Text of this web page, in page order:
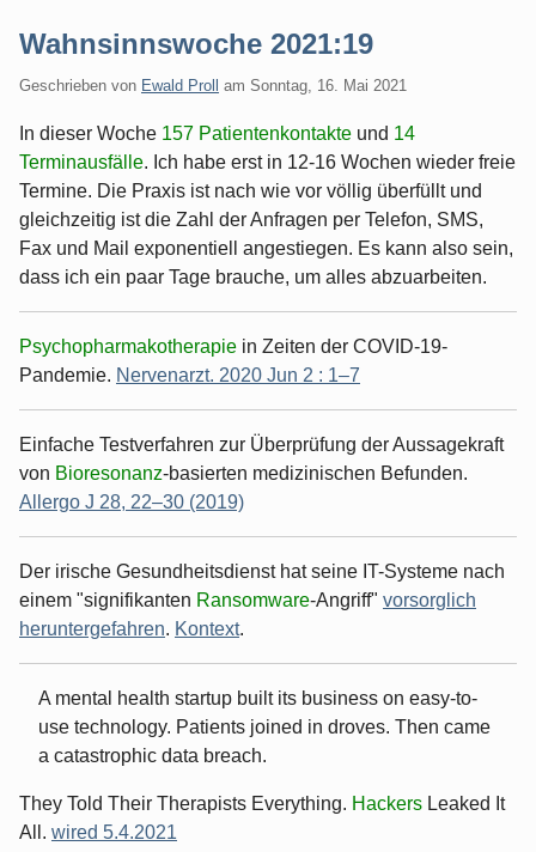
Wahnsinnswoche 2021:19
Geschrieben von Ewald Proll am Sonntag, 16. Mai 2021
In dieser Woche 157 Patientenkontakte und 14
Terminausfälle. Ich habe erst in 12-16 Wochen wieder freie
Termine. Die Praxis ist nach wie vor völlig überfüllt und
gleichzeitig ist die Zahl der Anfragen per Telefon, SMS,
Fax und Mail exponentiell angestiegen. Es kann also sein,
dass ich ein paar Tage brauche, um alles abzuarbeiten.
Psychopharmakotherapie in Zeiten der COVID-19-
Pandemie. Nervenarzt. 2020 Jun 2 : 1–7
Einfache Testverfahren zur Überprüfung der Aussagekraft
von Bioresonanz-basierten medizinischen Befunden.
Allergo J 28, 22–30 (2019)
Der irische Gesundheitsdienst hat seine IT-Systeme nach
einem "signifikanten Ransomware-Angriff" vorsorglich
heruntergefahren. Kontext.
A mental health startup built its business on easy-to-
use technology. Patients joined in droves. Then came
a catastrophic data breach.
They Told Their Therapists Everything. Hackers Leaked It
All. wired 5.4.2021